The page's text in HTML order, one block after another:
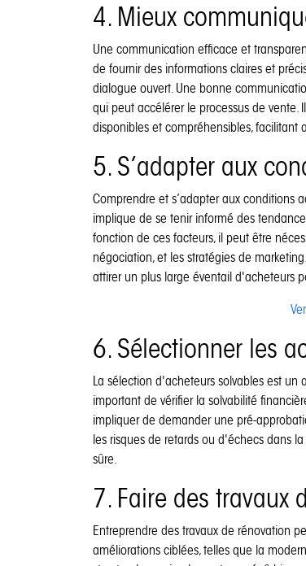
4. Mieux
Une communication efficace et
de fournir des informations claires et
dialogue ouvert. Une bonne
qui peut accélérer le processus de vente.
disponibles et compréhensibles,
5. S’adapter aux
Comprendre et s’adapter aux conditions
implique de se tenir informé des
fonction de ces facteurs, il peut être
négociation, et les stratégies de
attirer un plus large éventail d'acheteurs
6. Sélectionner les
La sélection d'acheteurs solvables est
important de vérifier la solvabilité
impliquer de demander une pré-
les risques de retards ou d'échecs dans
sûre.
7. Faire des travaux
Entreprendre des travaux de rénovation
améliorations ciblées, telles que la